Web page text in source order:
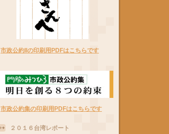
市政公約IIの印刷用PDFはこちらです
市政公約集の印刷用PDFはこちらです
２０１６台湾レポート